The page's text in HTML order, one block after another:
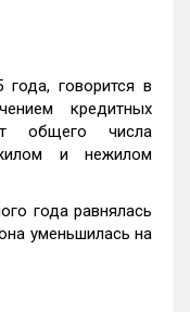
говорится в
кредитных
общего числа
и нежилом
года равнялась
уменьшилась на